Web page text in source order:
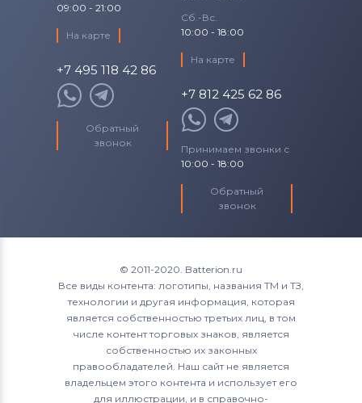
09:00 - 21:00
На карте
+7 495 118 42 86
Обратный
звонок
Сб.-Вс.
10:00 - 18:00
На карте
+7 812 425 62 86
Принимаем звонки с
10:00 - 18:00
Обратный
звонок
© 2011-2020. Batterion.ru
Все виды контента: логотипы, названия ТМ и ТЗ,
технологии и другая информация, которая
является собственностью третьих лиц, в том
числе контент торговых знаков, является
собственностью их законных
правообладателей. Наш сайт не является
владельцем этого контента и использует его
для иллюстрации, и в справочно-